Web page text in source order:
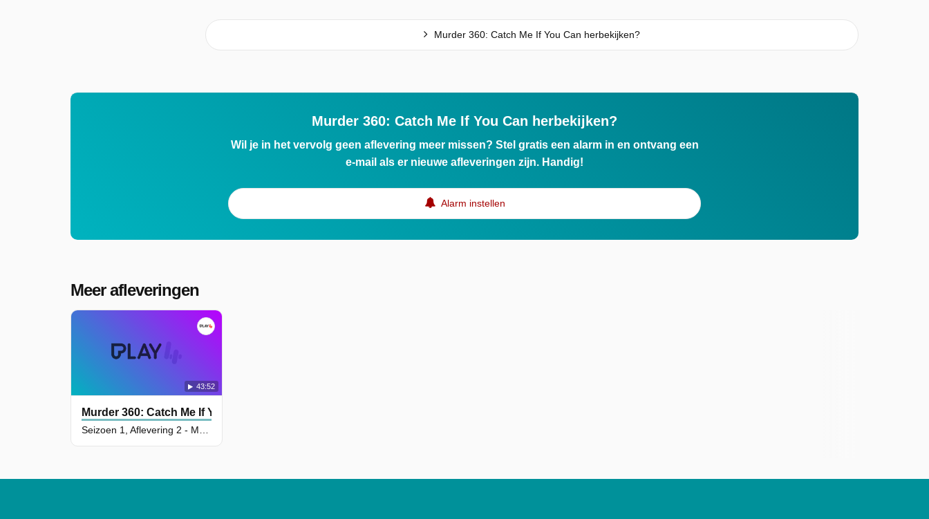
Murder 360: Catch Me If You Can herbekijken?
Murder 360: Catch Me If You Can herbekijken?
Wil je in het vervolg geen aflevering meer missen? Stel gratis een alarm in en ontvang een
e-mail als er nieuwe afleveringen zijn. Handig!
Alarm instellen
Meer afleveringen
43:52
Murder 360: Catch Me If You Can